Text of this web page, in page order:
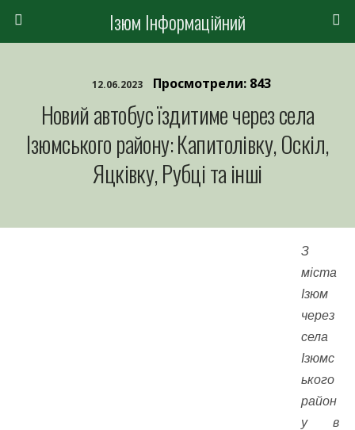
Ізюм Інформаційний
12.06.2023 Просмотрели: 843
Новий автобус їздитиме через села
Ізюмського району: Капитолівку, Оскіл,
Яцківку, Рубці та інші
З
міста
Ізюм
через
села
Ізюмс
ького
район
у в